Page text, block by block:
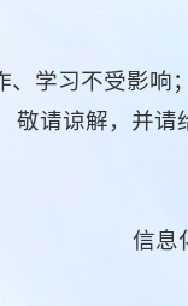
学习不受影响；
敬请谅解，并请
信息